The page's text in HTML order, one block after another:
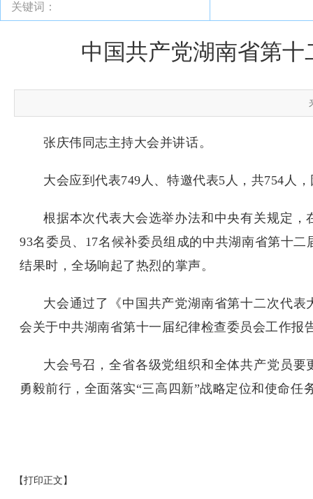
关键词：
中国共产党湖南省第
张庆伟同志主持大会并讲话。
大会应到代表749人、特邀代表5人，共754人
根据本次代表大会选举办法和中央有关规定
93名委员、17名候补委员组成的中共湖南省第十
结果时，全场响起了热烈的掌声。
大会通过了《中国共产党湖南省第十二次代
会关于中共湖南省第十一届纪律检查委员会工作报
大会号召，全省各级党组织和全体共产党员
勇毅前行，全面落实“三高四新”战略定位和使命
【打印正文】